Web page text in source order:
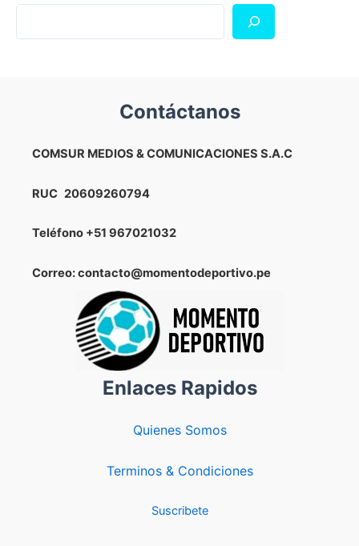
Contáctanos
COMSUR MEDIOS & COMUNICACIONES S.A.C
RUC 20609260794
Teléfono +51 967021032
Correo: contacto@momentodeportivo.pe
Enlaces Rapidos
Quienes Somos
Terminos & Condiciones
Suscribete